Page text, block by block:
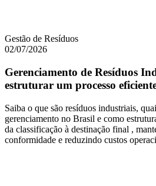
Gestão de Resíduos
02/07/2026
Gerenciamento de Resíduos
estruturar um processo
Saiba o que são resíduos industriais,
gerenciamento no Brasil e como
da classificação à destinação final ,
conformidade e reduzindo custos